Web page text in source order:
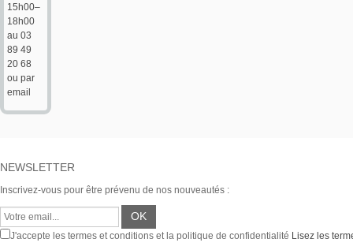
15h00–
18h00
au 03
89 49
20 68
ou par
email
NEWSLETTER
Inscrivez-vous pour être prévenu de nos nouveautés :
J'accepte les termes et conditions et la politique de confidentialité Lisez les